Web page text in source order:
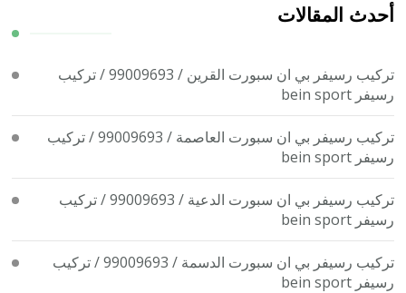
ما؟
أحدث المقالات
تركيب رسيفر بي ان سبورت القرين / 99009693 / تركيب
رسيفر bein sport
تركيب رسيفر بي ان سبورت العاصمة / 99009693 / تركيب
رسيفر bein sport
تركيب رسيفر بي ان سبورت الدعية / 99009693 / تركيب
رسيفر bein sport
تركيب رسيفر بي ان سبورت الدسمة / 99009693 / تركيب
رسيفر bein sport